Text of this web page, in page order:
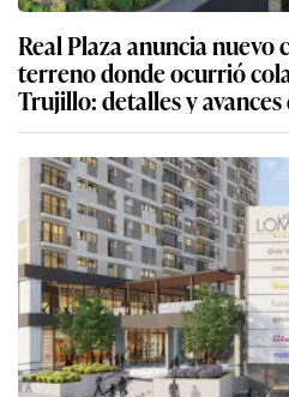
Real Plaza anuncia
terreno donde ocurrió
Trujillo: detalles y avances